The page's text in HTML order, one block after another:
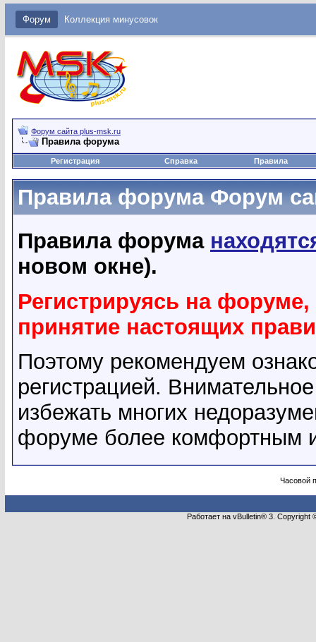
Форум Коллекция минусовок
Форум сайта plus-msk.ru
Правила форума
Регистрация Справка Правила
Правила форума Форум
Правила форума
новом окне).
Регистрируясь на
принятие настоящих
Поэтому рекомендуем
регистрацией.
избежать многих
форуме более комфортным
Часовой
Работает на vBulletin® 3.